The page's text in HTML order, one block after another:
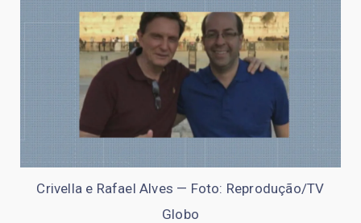
Crivella e Rafael Alves — Foto: Reprodução/TV
Globo